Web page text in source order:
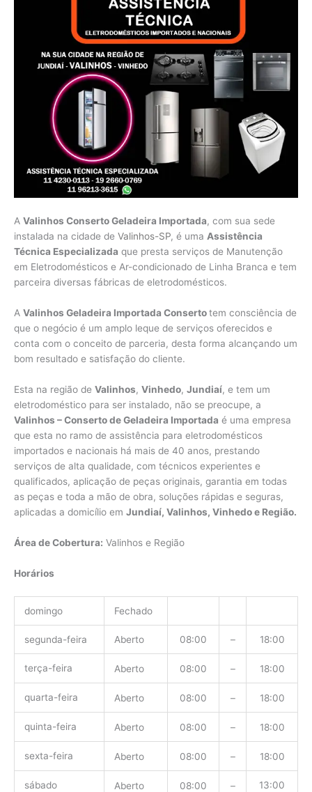
A Valinhos Conserto Geladeira Importada, com sua sede
instalada na cidade de Valinhos-SP, é uma Assistência
Técnica Especializada que presta serviços de Manutenção
em Eletrodomésticos e Ar-condicionado de Linha Branca e tem
parceira diversas fábricas de eletrodomésticos.
A Valinhos Geladeira Importada Consertotem consciência de
que o negócio é um amplo leque de serviços oferecidos e
conta com o conceito de parceria, desta forma alcançando um
bom resultado e satisfação do cliente.
Esta na região de Valinhos, Vinhedo, Jundiaí, e tem um
eletrodoméstico para ser instalado, não se preocupe, a
Valinhos – Conserto de Geladeira Importada é uma empresa
que esta no ramo de assistência para eletrodomésticos
importados e nacionais há mais de 40 anos, prestando
serviços de alta qualidade, com técnicos experientes e
qualificados, aplicação de peças originais, garantia em todas
as peças e toda a mão de obra, soluções rápidas e seguras,
aplicadas a domicílio em Jundiaí, Valinhos, Vinhedo e Região.
Área de Cobertura: Valinhos e Região
Horários
domingo Fechado
segunda-feira Aberto 08:00 – 18:00
terça-feira Aberto 08:00 – 18:00
quarta-feira Aberto 08:00 – 18:00
quinta-feira Aberto 08:00 – 18:00
sexta-feira Aberto 08:00 – 18:00
sábado Aberto 08:00 – 13:00